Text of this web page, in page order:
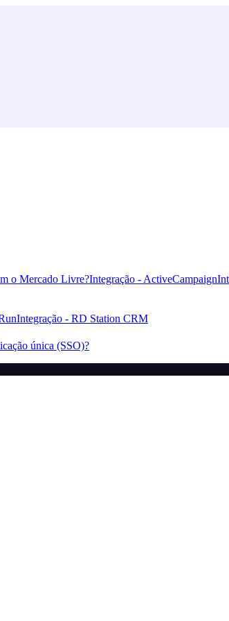
o Mercado Livre?Integração - ActiveCampaign
Integração - RD Station CRM
única (SSO)?